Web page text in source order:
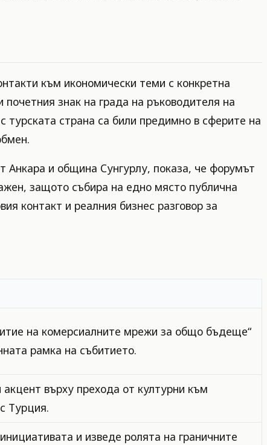
към икономически теми с конкретна
знак на града на ръководителя на
турската страна са били предимно в сферите на
и община Сунгурлу, показа, че форумът
защото събира на едно място публична
контакт и реалния бизнес разговор за
на комерсиалните мрежи за общо бъдеще“
рамка на събитието.
върху прехода от културни към
Турция.
и изведе ролята на граничните